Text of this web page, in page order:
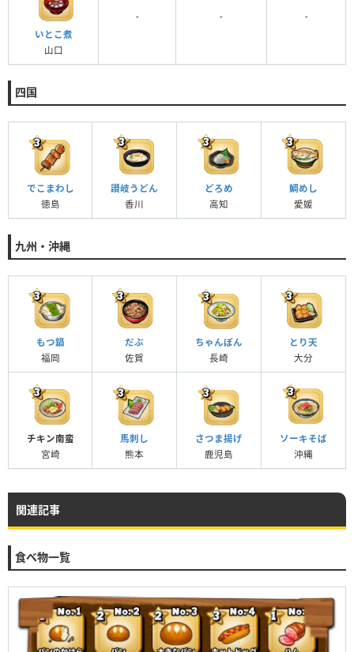
いとこ煮
山口
- - -
四国
でこまわし
徳島
讃岐うどん
香川
どろめ
高知
鯛めし
愛媛
九州・沖縄
もつ鍋
福岡
だぶ
佐賀
ちゃんぽん
長崎
とり天
大分
チキン南蛮
宮崎
馬刺し
熊本
さつま揚げ
鹿児島
ソーキそば
沖縄
関連記事
食べ物一覧